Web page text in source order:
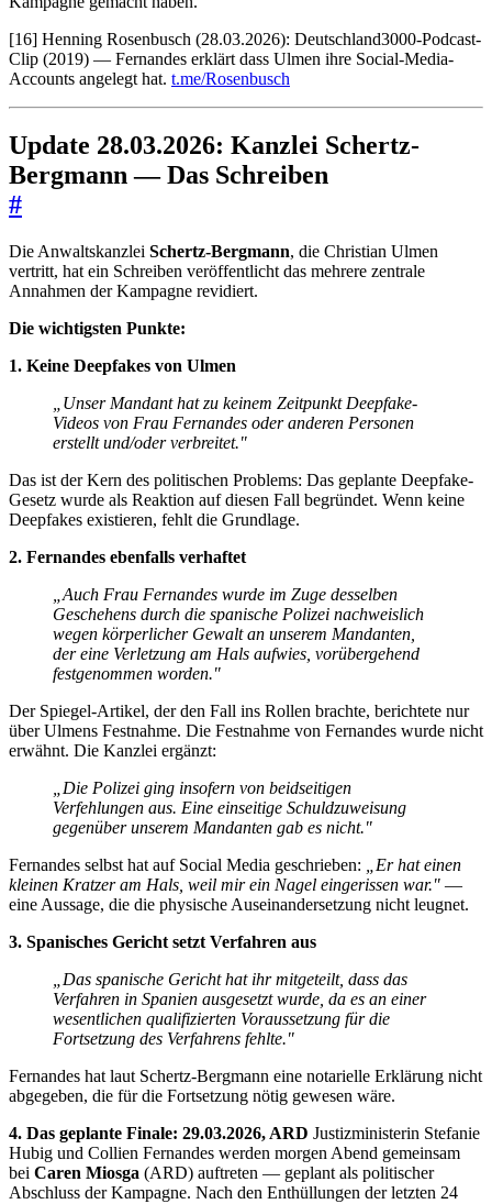
[16] Henning Rosenbusch (28.03.2026): Deutschland3000-Podcast-
Clip (2019) — Fernandes erklärt dass Ulmen ihre Social-Media-
Accounts angelegt hat. t.me/Rosenbusch
Update 28.03.2026: Kanzlei Schertz-
Bergmann — Das Schreiben
#
Die Anwaltskanzlei Schertz-Bergmann, die Christian Ulmen
vertritt, hat ein Schreiben veröffentlicht das mehrere zentrale
Annahmen der Kampagne revidiert.
Die wichtigsten Punkte:
1. Keine Deepfakes von Ulmen
„Unser Mandant hat zu keinem Zeitpunkt Deepfake-
Videos von Frau Fernandes oder anderen Personen
erstellt und/oder verbreitet."
Das ist der Kern des politischen Problems: Das geplante Deepfake-
Gesetz wurde als Reaktion auf diesen Fall begründet. Wenn keine
Deepfakes existieren, fehlt die Grundlage.
2. Fernandes ebenfalls verhaftet
„Auch Frau Fernandes wurde im Zuge desselben
Geschehens durch die spanische Polizei nachweislich
wegen körperlicher Gewalt an unserem Mandanten,
der eine Verletzung am Hals aufwies, vorübergehend
festgenommen worden."
Der Spiegel-Artikel, der den Fall ins Rollen brachte, berichtete nur
über Ulmens Festnahme. Die Festnahme von Fernandes wurde nicht
erwähnt. Die Kanzlei ergänzt:
„Die Polizei ging insofern von beidseitigen
Verfehlungen aus. Eine einseitige Schuldzuweisung
gegenüber unserem Mandanten gab es nicht."
Fernandes selbst hat auf Social Media geschrieben:
„Er hat einen
kleinen Kratzer am Hals, weil mir ein Nagel eingerissen war." —
eine Aussage, die die physische Auseinandersetzung nicht leugnet.
3. Spanisches Gericht setzt Verfahren aus
„Das spanische Gericht hat ihr mitgeteilt, dass das
Verfahren in Spanien ausgesetzt wurde, da es an einer
wesentlichen qualifizierten Voraussetzung für die
Fortsetzung des Verfahrens fehlte."
Fernandes hat laut Schertz-Bergmann eine notarielle Erklärung nicht
abgegeben, die für die Fortsetzung nötig gewesen wäre.
4. Das geplante Finale: 29.03.2026, ARD Justizministerin Stefanie
Hubig und Collien Fernandes werden morgen Abend gemeinsam
bei Caren Miosga (ARD) auftreten — geplant als politischer
Abschluss der Kampagne. Nach den Enthüllungen der letzten 24